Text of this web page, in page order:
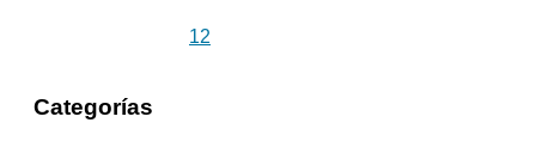
12
Categorías